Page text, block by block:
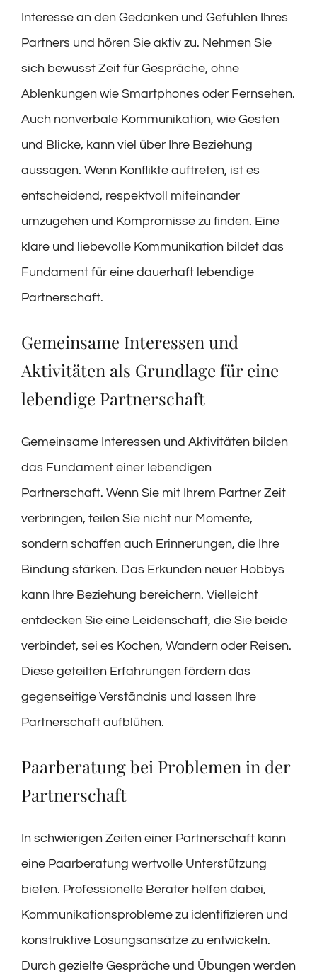
Interesse an den Gedanken und Gefühlen Ihres
Partners und hören Sie aktiv zu. Nehmen Sie
sich bewusst Zeit für Gespräche, ohne
Ablenkungen wie Smartphones oder Fernsehen.
Auch nonverbale Kommunikation, wie Gesten
und Blicke, kann viel über Ihre Beziehung
aussagen. Wenn Konflikte auftreten, ist es
entscheidend, respektvoll miteinander
umzugehen und Kompromisse zu finden. Eine
klare und liebevolle Kommunikation bildet das
Fundament für eine dauerhaft lebendige
Partnerschaft.
Gemeinsame Interessen und
Aktivitäten als Grundlage für eine
lebendige Partnerschaft
Gemeinsame Interessen und Aktivitäten bilden
das Fundament einer lebendigen
Partnerschaft. Wenn Sie mit Ihrem Partner Zeit
verbringen, teilen Sie nicht nur Momente,
sondern schaffen auch Erinnerungen, die Ihre
Bindung stärken. Das Erkunden neuer Hobbys
kann Ihre Beziehung bereichern. Vielleicht
entdecken Sie eine Leidenschaft, die Sie beide
verbindet, sei es Kochen, Wandern oder Reisen.
Diese geteilten Erfahrungen fördern das
gegenseitige Verständnis und lassen Ihre
Partnerschaft aufblühen.
Paarberatung bei Problemen in der
Partnerschaft
In schwierigen Zeiten einer Partnerschaft kann
eine Paarberatung wertvolle Unterstützung
bieten. Professionelle Berater helfen dabei,
Kommunikationsprobleme zu identifizieren und
konstruktive Lösungsansätze zu entwickeln.
Durch gezielte Gespräche und Übungen werden